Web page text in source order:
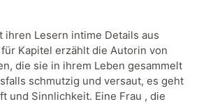
ihren Lesern intime Details aus
Kapitel erzählt die Autorin von
die sie in ihrem Leben gesammelt
schmutzig und versaut, es geht
und Sinnlichkeit. Eine Frau , die